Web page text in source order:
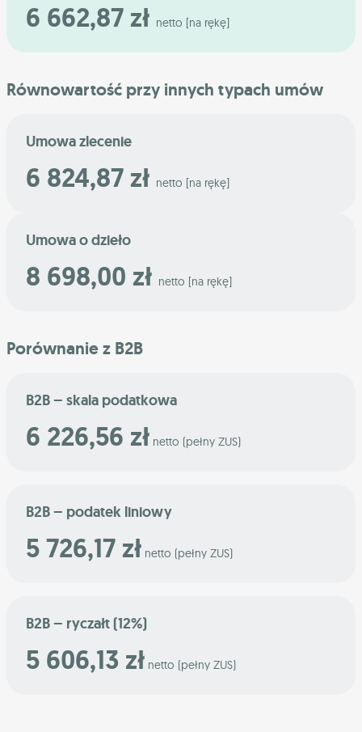
6 662,87 zł netto [na rękę]
Równowartość przy innych typach umów
Umowa zlecenie
6 824,87 zł netto [na rękę]
Umowa o dzieło
8 698,00 zł netto [na rękę]
Porównanie z B2B
B2B – skala podatkowa
6 226,56 zł netto (pełny ZUS)
B2B – podatek liniowy
5 726,17 zł netto (pełny ZUS)
B2B – ryczałt (12%)
5 606,13 zł netto (pełny ZUS)